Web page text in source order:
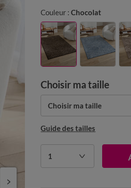
Couleur : Chocolat
Choisir ma taille
Choisir ma taille
Guide des tailles
1